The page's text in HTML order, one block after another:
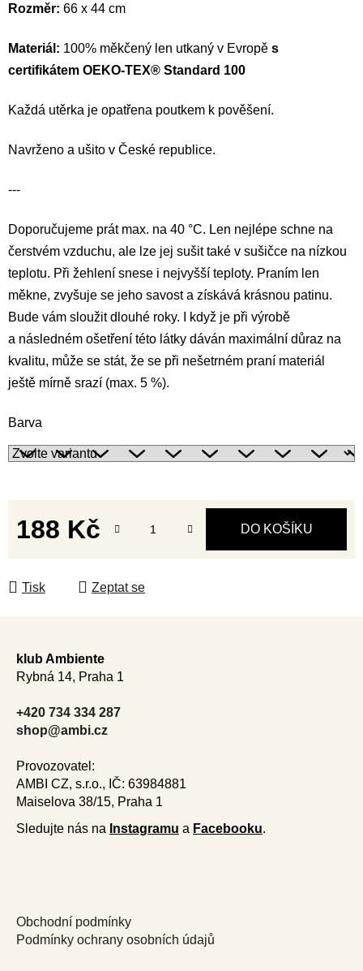
Rozměr: 66 x 44 cm
Materiál: 100% měkčený len utkaný v Evropě s
certifikátem OEKO-TEX® Standard 100
Každá utěrka je opatřena poutkem k pověšení.
Navrženo a ušito v České republice.
---
Doporučujeme prát max. na 40 °C. Len nejlépe schne na
čerstvém vzduchu, ale lze jej sušit také v sušičce na nízkou
teplotu. Při žehlení snese i nejvyšší teploty. Praním len
měkne, zvyšuje se jeho savost a získává krásnou patinu.
Bude vám sloužit dlouhé roky. I když je při výrobě
a následném ošetření této látky dáván maximální důraz na
kvalitu, může se stát, že se při nešetrném praní materiál
ještě mírně srazí (max. 5 %).
Barva
188 Kč DO KOŠÍKU
Tisk Zeptat se
klub Ambiente
Rybná 14, Praha 1
+420 734 334 287
shop@ambi.cz
Provozovatel:
AMBI CZ, s.r.o., IČ: 63984881
Maiselova 38/15, Praha 1
Sledujte nás na Instagramu a Facebooku.
Obchodní podmínky
Podmínky ochrany osobních údajů